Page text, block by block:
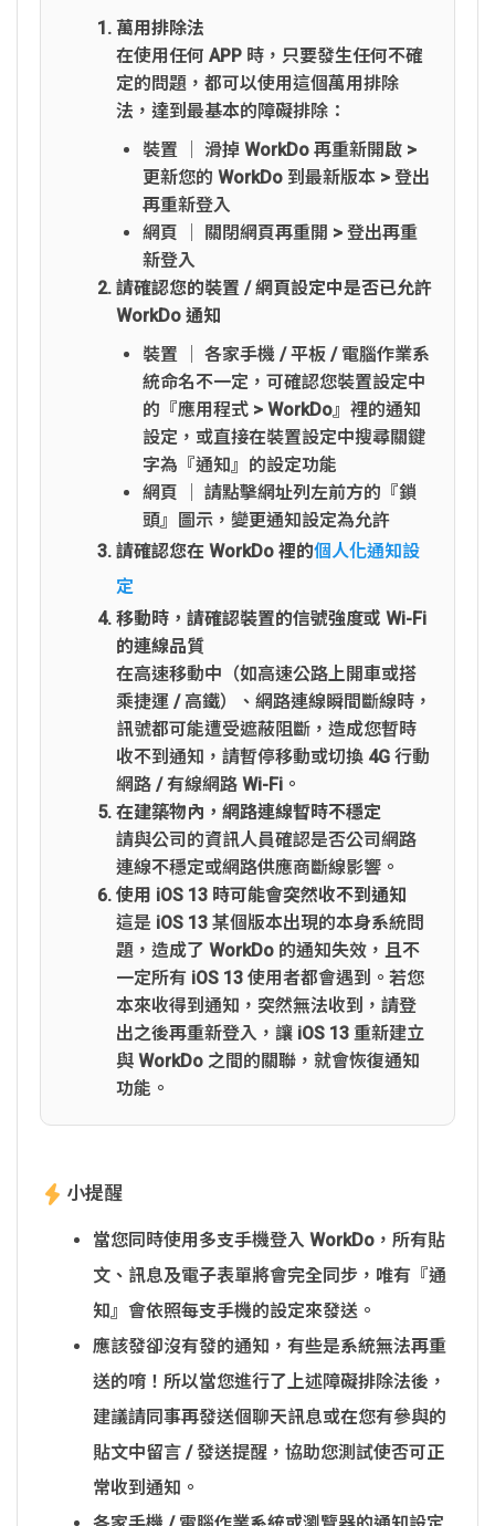
萬用排除法
在使用任何 APP 時，只要發生任何不確
定的問題，都可以使用這個萬用排除
法，達到最基本的障礙排除：
裝置 │ 滑掉 WorkDo 再重新開啟 >
更新您的 WorkDo 到最新版本 > 登出
再重新登入
網頁 │ 關閉網頁再重開 > 登出再重
新登入
請確認您的裝置 / 網頁設定中是否已允許
WorkDo 通知
裝置 │ 各家手機 / 平板 / 電腦作業系
統命名不一定，可確認您裝置設定中
的『應用程式 > WorkDo』裡的通知
設定，或直接在裝置設定中搜尋關鍵
字為『通知』的設定功能
網頁 │ 請點擊網址列左前方的『鎖
頭』圖示，變更通知設定為允許
請確認您在 WorkDo 裡的個人化通知設
定
移動時，請確認裝置的信號強度或 Wi-Fi
的連線品質
在高速移動中（如高速公路上開車或搭
乘捷運 / 高鐵）、網路連線瞬間斷線時，
訊號都可能遭受遮蔽阻斷，造成您暫時
收不到通知，請暫停移動或切換 4G 行動
網路 / 有線網路 Wi-Fi。
在建築物內，網路連線暫時不穩定
請與公司的資訊人員確認是否公司網路
連線不穩定或網路供應商斷線影響。
使用 iOS 13 時可能會突然收不到通知
這是 iOS 13 某個版本出現的本身系統問
題，造成了 WorkDo 的通知失效，且不
一定所有 iOS 13 使用者都會遇到。若您
本來收得到通知，突然無法收到，請登
出之後再重新登入，讓 iOS 13 重新建立
與 WorkDo 之間的關聯，就會恢復通知
功能。
小提醒
當您同時使用多支手機登入 WorkDo，所有貼
文、訊息及電子表單將會完全同步，唯有『通
知』會依照每支手機的設定來發送。
應該發卻沒有發的通知，有些是系統無法再重
送的唷！所以當您進行了上述障礙排除法後，
建議請同事再發送個聊天訊息或在您有參與的
貼文中留言 / 發送提醒，協助您測試使否可正
常收到通知。